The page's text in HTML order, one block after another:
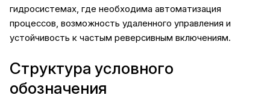
гидросистемах, где необходима автоматизация
процессов, возможность удаленного управления и
устойчивость к частым реверсивным включениям.
Структура условного
обозначения